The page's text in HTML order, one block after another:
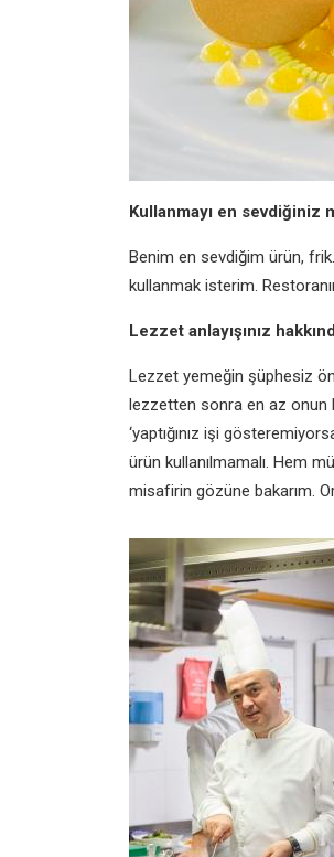
Kullanmayı en sevdiğiniz
Benim en sevdiğim ürün,
kullanmak isterim.
Lezzet anlayışınız
Lezzet yemeğin şüphesiz
lezzetten sonra en az onun
‘yaptığınız işi
ürün kullanılmamalı. Hem
misafirin gözüne bakarım.